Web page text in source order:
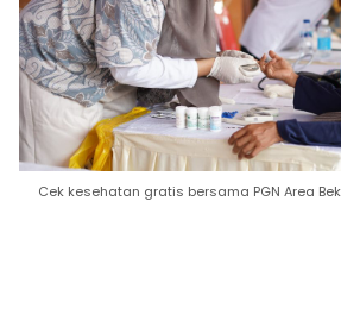
Cek kesehatan gratis bersama PGN Area